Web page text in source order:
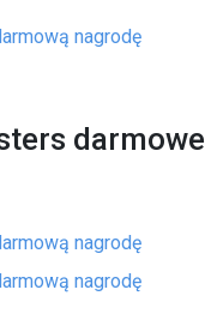
nagrodę
nagrodę
nagrodę